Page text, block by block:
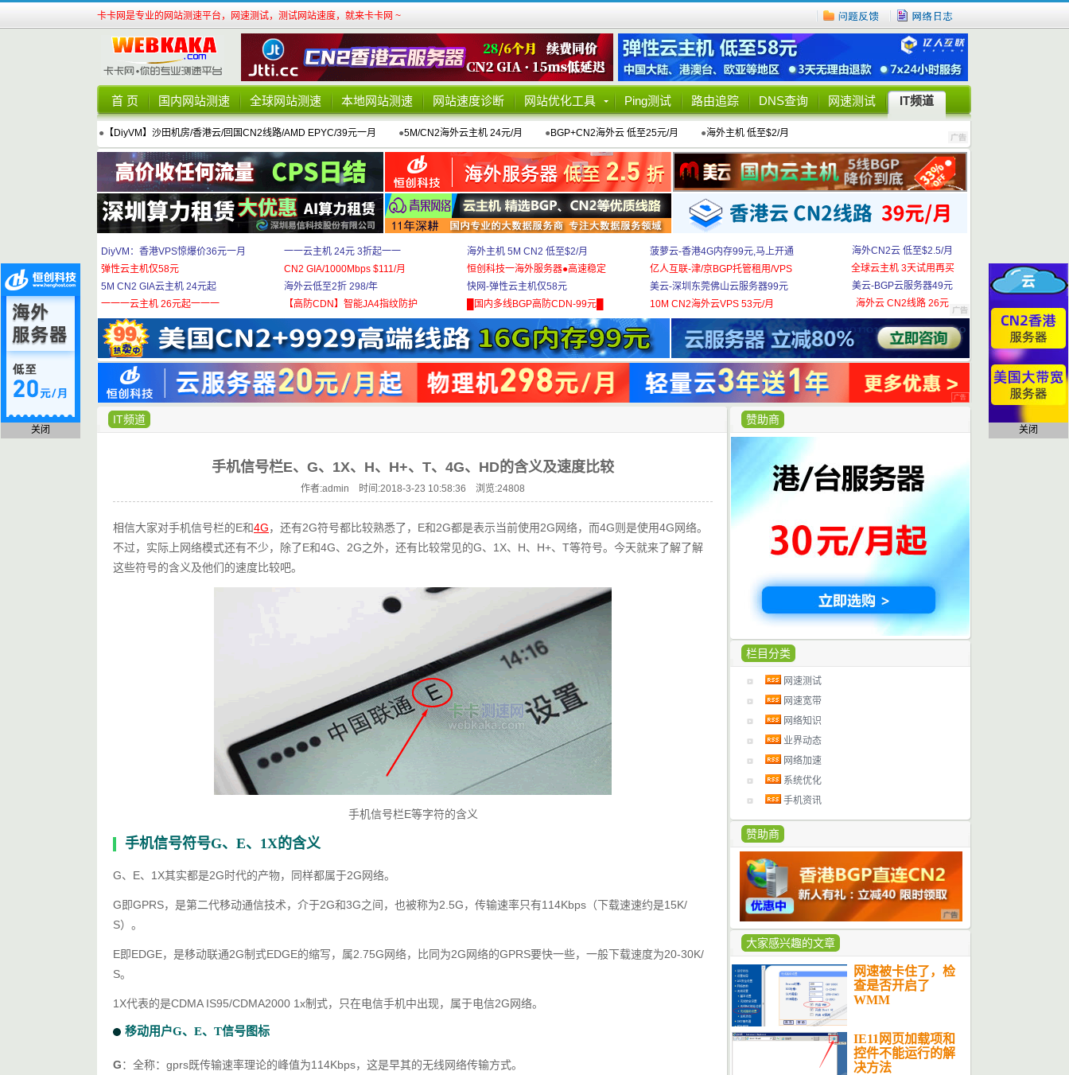
卡卡网是专业的网站测速平台，网速测试，测试网站速度，就来卡卡网 ~
首 页 国内网站测速 全球网站测速 本地网站测速 网站速度诊断 网站优化工具 Ping测试 路由追踪 DNS查询 网速测试 IT频道
● 【DiyVM】沙田机房/香港云/回国CN2线路/AMD EPYC/39元一月 ●5M/CN2海外云主机 24元/月 ●BGP+CN2海外云 低至25元/月 ●海外主机 低至$2/月
DiyVM：香港VPS惊爆价36元一月
弹性云主机仅58元
5M CN2 GIA云主机 24元起
一一一云主机 26元起一一一
一一云主机 24元 3折起一一
CN2 GIA/1000Mbps $111/月
海外云低至2折 298/年
【高防CDN】智能JA4指纹防护
海外主机 5M CN2 低至$2/月
恒创科技一海外服务器●高速稳定
快网-弹性云主机仅58元
█国内多线BGP高防CDN-99元█
菠萝云-香港4G内存99元,马上开通
亿人互联-津/京BGP托管租用/VPS
美云-深圳东莞佛山云服务器99元
10M CN2海外云VPS 53元/月
海外CN2云 低至$2.5/月
全球云主机 3天试用再买
美云-BGP云服务器49元
海外云 CN2线路 26元
赞助商
栏目分类
网速测试
网速宽带
网络知识
业界动态
网络加速
系统优化
手机资讯
赞助商
大家感兴趣的文章
网速被卡住了，检
查是否开启了
WMM
IE11网页加载项和
控件不能运行的解
决方法
IT频道
手机信号栏E、G、1X、H、H+、T、4G、HD的含义及速度比较
作者:admin 时间:2018-3-23 10:58:36 浏览:24808
相信大家对手机信号栏的E和4G，还有2G符号都比较熟悉了，E和2G都是表示当前使用2G网络，而4G则是使用4G网络。
不过，实际上网络模式还有不少，除了E和4G、2G之外，还有比较常见的G、1X、H、H+、T等符号。今天就来了解了解
这些符号的含义及他们的速度比较吧。
手机信号栏E等字符的含义
手机信号符号G、E、1X的含义
G、E、1X其实都是2G时代的产物，同样都属于2G网络。
G即GPRS，是第二代移动通信技术，介于2G和3G之间，也被称为2.5G，传输速率只有114Kbps（下载速速约是15K/
S）。
E即EDGE，是移动联通2G制式EDGE的缩写，属2.75G网络，比同为2G网络的GPRS要快一些，一般下载速度为20-30K/
S。
1X代表的是CDMA IS95/CDMA2000 1x制式，只在电信手机中出现，属于电信2G网络。
移动用户G、E、T信号图标
G：全称：gprs既传输速率理论的峰值为114Kbps，这是早其的无线网络传输方式。
关闭 关闭